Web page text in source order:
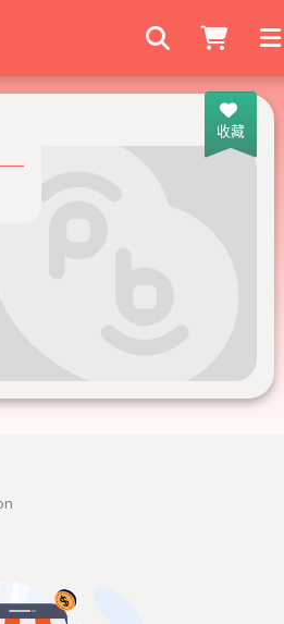
搜尋商家
收藏